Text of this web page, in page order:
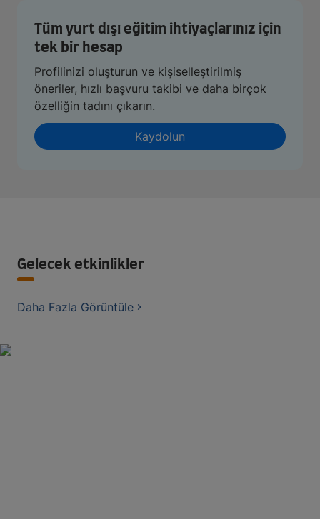
Tüm yurt dışı eğitim ihtiyaçlarınız için
tek bir hesap
Profilinizi oluşturun ve kişiselleştirilmiş
öneriler, hızlı başvuru takibi ve daha birçok
özelliğin tadını çıkarın.
Kaydolun
Gelecek etkinlikler
Daha Fazla Görüntüle